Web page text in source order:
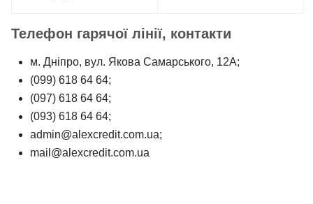
Телефон гарячої лінії, контакти
м. Дніпро, вул. Якова Самарського, 12А;
(099) 618 64 64;
(097) 618 64 64;
(093) 618 64 64;
admin@alexcredit.com.ua;
mail@alexcredit.com.ua